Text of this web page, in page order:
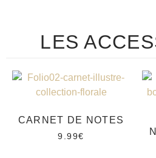
LES
CARNET DE NOTES
9.99€